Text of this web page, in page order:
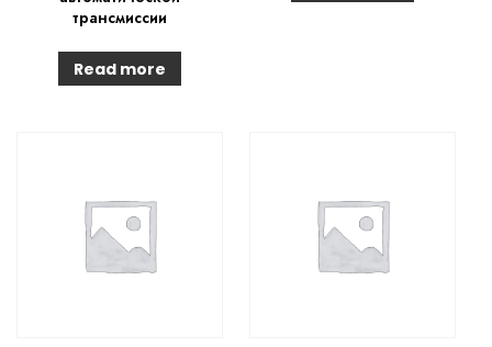
трансмиссии
Read more